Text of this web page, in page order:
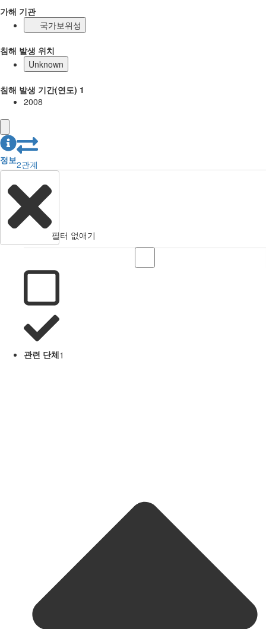
가해 기관
국가보위성
침해 발생 위치
Unknown
침해 발생 기간(연도) 1
2008
정보2관계
필터 없애기
관련 단체1